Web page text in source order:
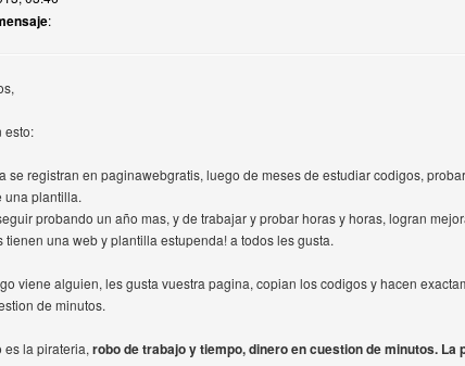
:
esto:
se registran en paginawebgratis, luego de meses de estudiar codigos,
una plantilla.
probando un año mas, y de trabajar y probar horas y horas, logran
tienen una web y plantilla estupenda! a todos les gusta.
viene alguien, les gusta vuestra pagina, copian los codigos y hacen
de minutos.
es la pirateria, robo de trabajo y tiempo, dinero en cuestion de minutos.